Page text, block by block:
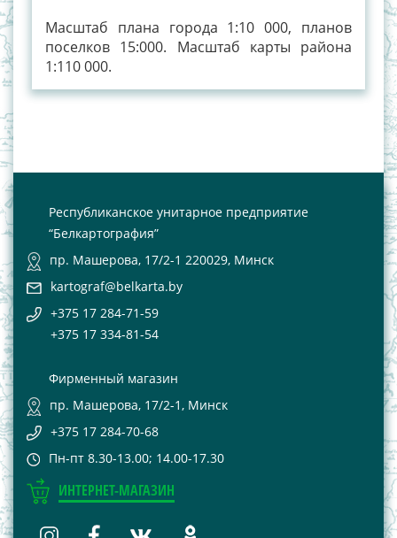
Масштаб плана города 1:10 000, планов
поселков 15:000. Масштаб карты района
1:110 000.
Республиканское унитарное предприятие
“Белкартография”
пр. Машерова, 17/2-1 220029, Минск
kartograf@belkarta.by
+375 17 284-71-59
+375 17 334-81-54
Фирменный магазин
пр. Машерова, 17/2-1, Минск
+375 17 284-70-68
Пн-пт 8.30-13.00; 14.00-17.30
ИНТЕРНЕТ-МАГАЗИН